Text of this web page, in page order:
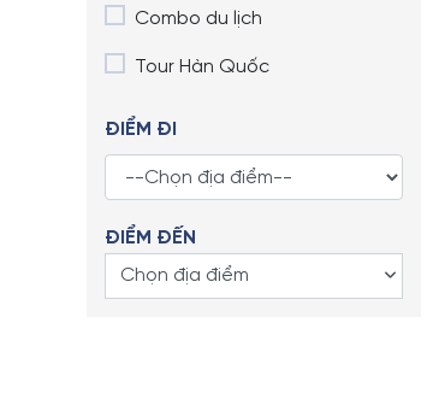
Combo du lịch
Tour Hàn Quốc
ĐIỂM ĐI
ĐIỂM ĐẾN
Chọn địa điểm